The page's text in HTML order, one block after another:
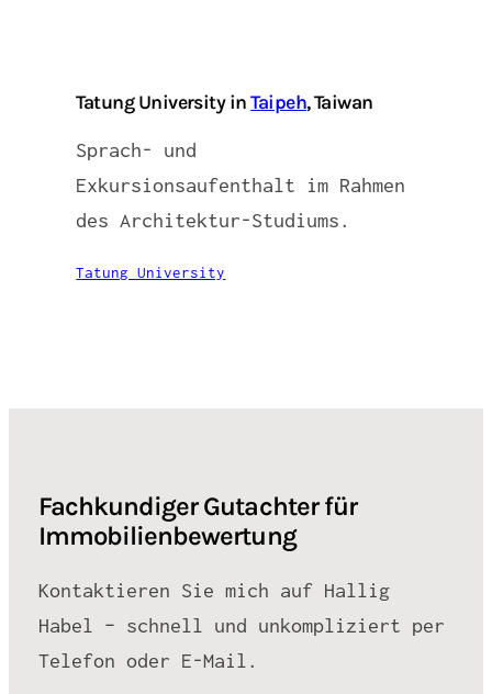
Tatung University inTaipeh, Taiwan
Sprach- und
Exkursionsaufenthalt im Rahmen
des Architektur-Studiums.
Tatung University
Fachkundiger Gutachter für
Immobilienbewertung
Kontaktieren Sie mich auf Hallig
Habel – schnell und unkompliziert per
Telefon oder E-Mail.